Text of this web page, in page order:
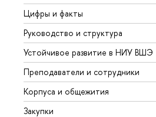
Цифры и факты
Руководство и структура
Устойчивое развитие в НИУ ВШЭ
Преподаватели и сотрудники
Корпуса и общежития
Закупки